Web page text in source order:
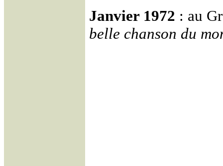
Janvier 1972 : au
belle chanson du